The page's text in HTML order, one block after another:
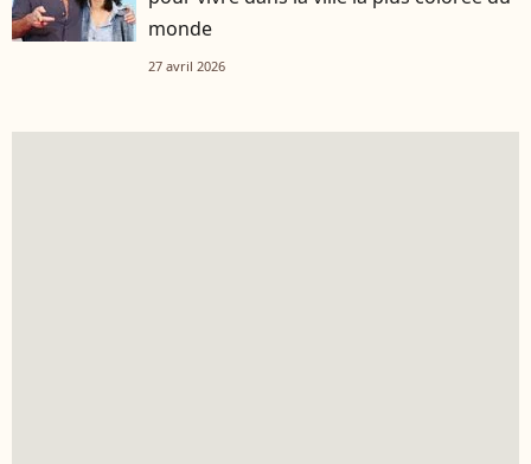
monde
27 avril 2026